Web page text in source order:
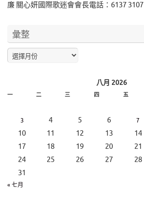
廉 關心妍國際歌迷會會長電話：6137 3107
彙整
八月 2026
一 二 三 四 五
« 七月
3 4 5 6 7
10
11 12 13 14
17
18 19 20 21
24
25 26 27 28
31